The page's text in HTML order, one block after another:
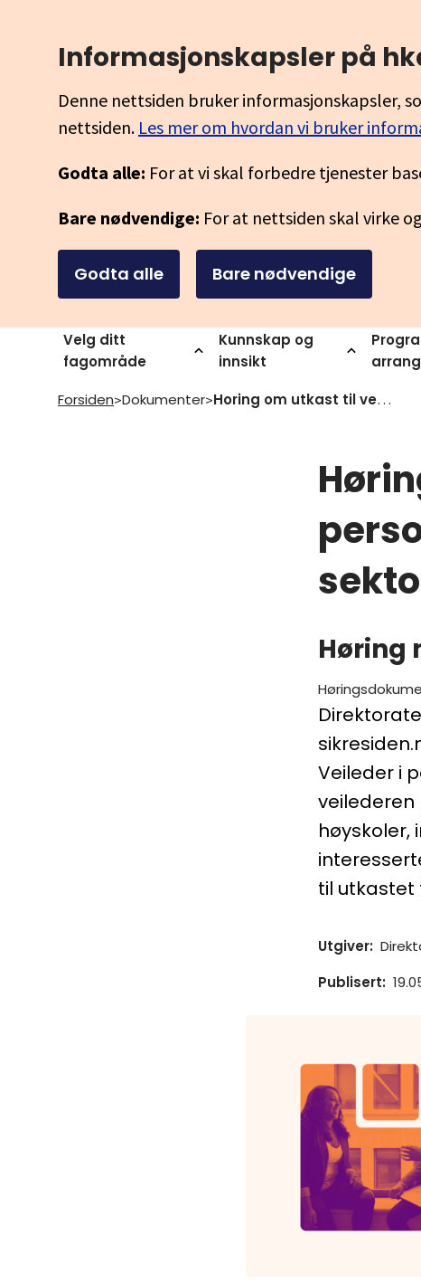
Informasjonskapsler på
Denne nettsiden bruker informasjonskapsler,
nettsiden. Les mer om hvordan vi bruker
Godta alle: For at vi skal forbedre tjenester
Bare nødvendige: For at nettsiden skal virke
Godta alle Bare nødvendige
Velg ditt
fagområde
Kunnskap og
innsikt
Forsiden>Dokumenter> Horing om utkast til veileder i personellsikkerhet for uh sektoren
Høring
Veileder i
veilederen
til utkastet
Utgiver:
Publisert: